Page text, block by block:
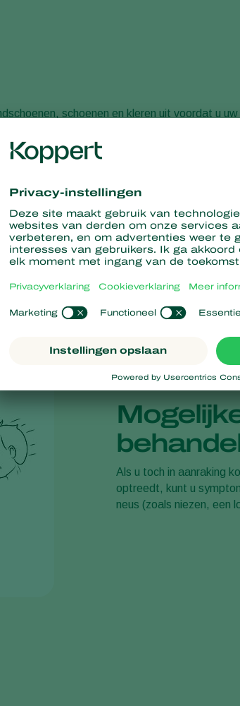
schoenen en kleren uit voordat u
op uw werkplek en neem ze niet mee naar
voorkomen. Als u de kleren toch thuis wast,
zak mee naar huis. Door de kleren nat te
de lucht terechtkomen zodra u de zak opent.
Als u toch in aanraking
optreedt, kunt u
neus (zoals niezen, een